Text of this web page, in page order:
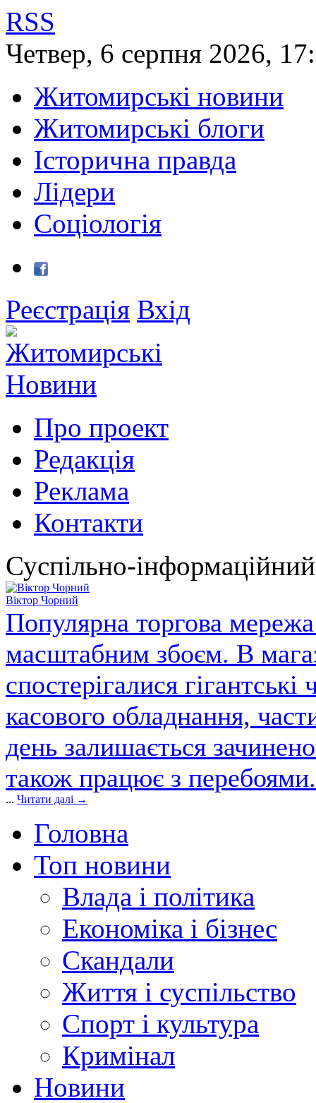
RSS
Четвер, 6 серпня 2026,
Житомирські новини
Житомирські блоги
Історична правда
Лідери
Соціологія
Реєстрація Вхід
Про проект
Редакція
Реклама
Контакти
Суспільно-
Віктор Чорний
Популярна торгова
масштабним збоєм. В
спостерігалися
касового обладнання,
день залишається
також працює з
... Читати далі →
Головна
Топ новини
Влада і політика
Економіка і бізнес
Скандали
Життя і суспільство
Спорт і культура
Кримінал
Новини